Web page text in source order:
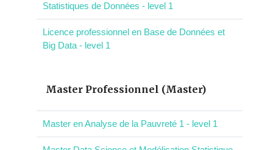
Statistiques de Données - level 1
Licence professionnel en Base de Données et
Big Data - level 1
Master Professionnel (Master)
Master en Analyse de la Pauvreté 1 - level 1